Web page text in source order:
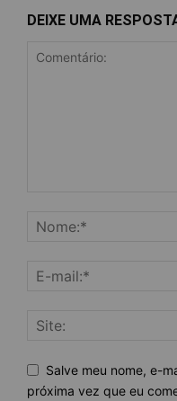
DEIXE UMA
Salve meu nome, e-
próxima vez que eu